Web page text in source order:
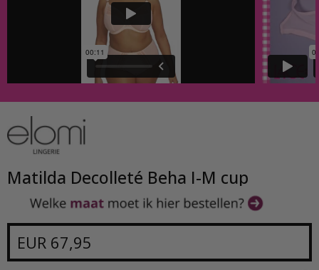
Matilda Decolleté Beha I-M cup
EUR 67,95